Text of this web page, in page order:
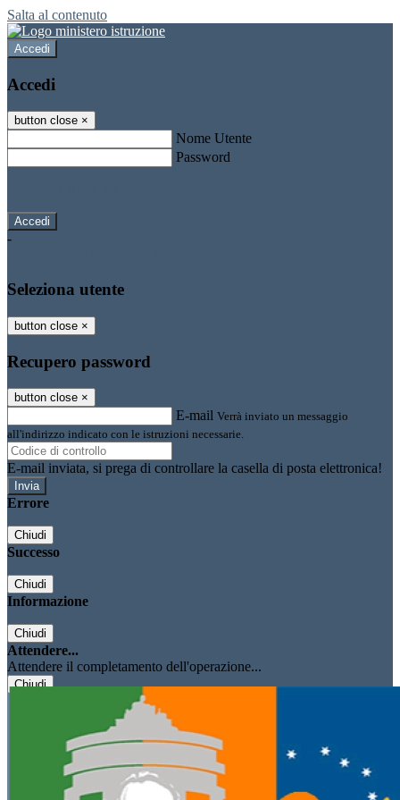
Salta al contenuto
Accedi
Accedi
button close ×
Nome Utente
Password
-
Seleziona utente
button close ×
Recupero password
button close ×
E-mail Verrà inviato un messaggio
all'indirizzo indicato con le istruzioni necessarie.
E-mail inviata, si prega di controllare la casella di posta elettronica!
Errore
Chiudi
Successo
Chiudi
Informazione
Chiudi
Attendere...
Attendere il completamento dell'operazione...
Chiudi